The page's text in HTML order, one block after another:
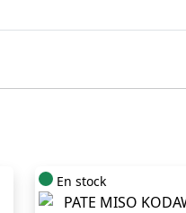
En stock